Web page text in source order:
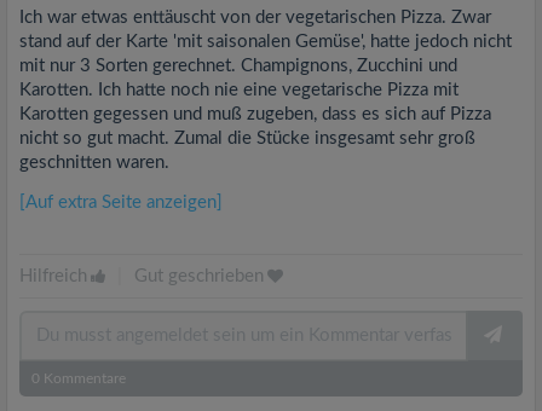
Ich war etwas enttäuscht von der vegetarischen Pizza. Zwar
stand auf der Karte 'mit saisonalen Gemüse', hatte jedoch nicht
mit nur 3 Sorten gerechnet. Champignons, Zucchini und
Karotten. Ich hatte noch nie eine vegetarische Pizza mit
Karotten gegessen und muß zugeben, dass es sich auf Pizza
nicht so gut macht. Zumal die Stücke insgesamt sehr groß
geschnitten waren.
[Auf extra Seite anzeigen]
Hilfreich Gut geschrieben
0 Kommentare